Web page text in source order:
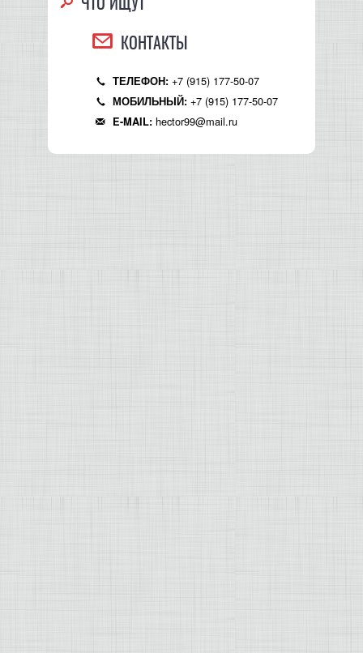
КОНТАКТЫ
ТЕЛЕФОН: +7 (915) 177-50-07
МОБИЛЬНЫЙ: +7 (915) 177-50-07
E-MAIL: hector99@mail.ru